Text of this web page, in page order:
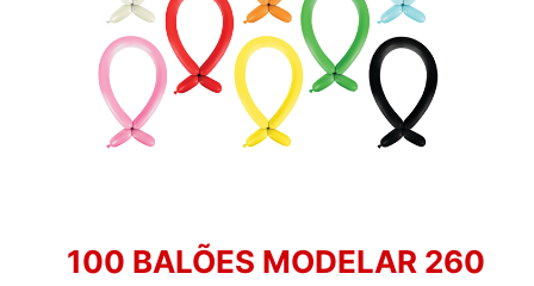
100 BALÕES MODELAR 260